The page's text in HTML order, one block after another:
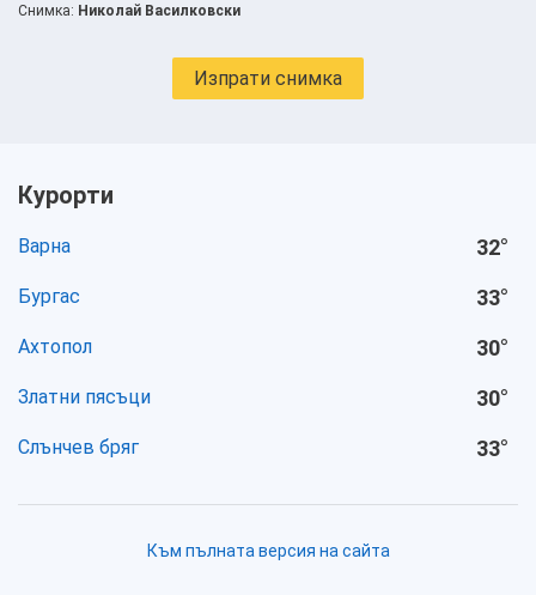
Снимка: Николай Василковски
Изпрати снимка
Курорти
Варна 32°
Бургас 33°
Ахтопол 30°
Златни пясъци 30°
Слънчев бряг 33°
Към пълната версия на сайта